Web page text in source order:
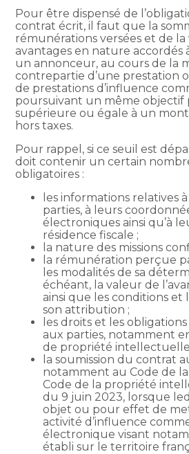
Pour être dispensé de
contrat écrit, il faut que la
rémunérations versées et de
avantages en nature accordés
un annonceur, au cours de la
contrepartie d’une prestation
de prestations d’influence
poursuivant un même objectif
supérieure ou égale à un
hors taxes.
Pour rappel, si ce seuil est
doit contenir un certain
obligatoires :
les informations relatives
parties, à leurs
électroniques ainsi qu’à
résidence fiscale ;
la nature des missions
la rémunération perçue
les modalités de sa
échéant, la valeur de
ainsi que les conditions et
son attribution ;
les droits et les
aux parties, notamment
de propriété
la soumission du contrat
notamment au Code de
Code de la propriété
du 9 juin 2023, lorsque
objet ou pour effet de
activité d’influence
électronique visant
établi sur le territoire